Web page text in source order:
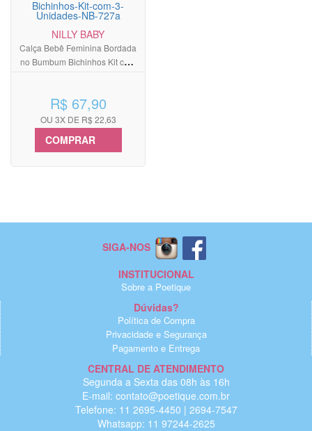
NILLY BABY
Calça Bebê Feminina Bordada
no Bumbum Bichinhos Kit com
R$ 67,90
OU 3X DE R$ 22,63
COMPRAR
SIGA-NOS
INSTITUCIONAL
Sobre a Poetique
Dúvidas?
Política de Compra
Privacidade e Segurança
Pagamento e Entrega
CENTRAL DE ATENDIMENTO
Segunda a Sexta das 08h às 16h
E-mail: contato@poetique.com.br
Telefone: 11 2695-4450 | 2694-7547
Whatsapp: 11 97244-2625